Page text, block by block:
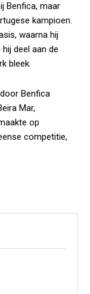
Benfica, maar
kampioen.
waarna hij
deel aan de
bleek.
Benfica
Mar,
op
competitie,